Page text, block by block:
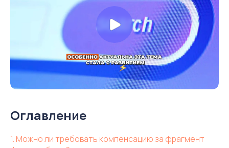
Оглавление
1. Можно ли требовать компенсацию за фрагмент